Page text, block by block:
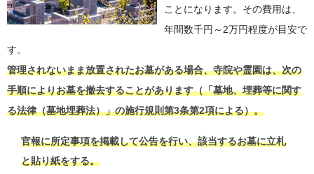
ことになります。その費用は、
年間数千円～2万円程度が目安で
す。
管理されないまま放置されたお墓がある場合、寺院や霊園は、次の
手順によりお墓を撤去することがあります（「墓地、埋葬等に関す
る法律（墓地埋葬法）」の施行規則第3条第2項による）。
官報に所定事項を掲載して公告を行い、該当するお墓に立札
と貼り紙をする。